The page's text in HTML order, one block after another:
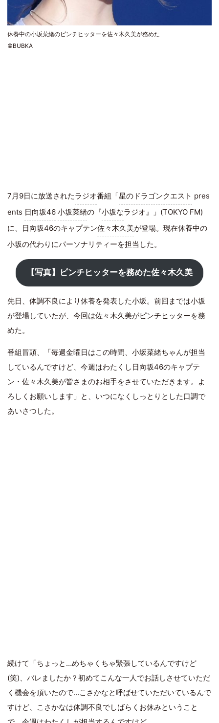
休養中の小坂菜緒のピンチヒッターを佐々木久美が務めた
©BUBKA
7月9日に放送されたラジオ番組「星のドラゴンクエスト pres
ents 日向坂46 小坂菜緒の『小坂なラジオ』」(​TOKYO FM)
に、日向坂46のキャプテン佐々木久美が登場。現在休養中の
小坂の代わりにパーソナリティーを担当した。
【写真】ピンチヒッターを務めた佐々木久美
先日、体調不良により休養を発表した小坂。前回までは小坂
が登場していたが、今回は佐々木久美がピンチヒッターを務
めた。
番組冒頭、「毎週金曜日はこの時間、小坂菜緒ちゃんが担当
しているんですけど、今週はわたくし日向坂46のキャプテ
ン・佐々木久美が皆さまのお相手をさせていただきます。よ
ろしくお願いします」と、いつになくしっとりとした口調で
あいさつした。
続けて「ちょっと…めちゃくちゃ緊張しているんですけど
(笑)、バレましたか？初めてこんな一人でお話しさせていただ
く機会を頂いたので…こさかなと呼ばせていただいているんで
すけど、こさかなは体調不良でしばらくお休みということ